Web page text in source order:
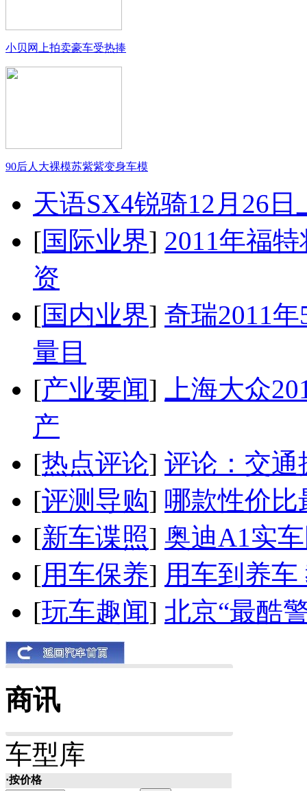
小贝网上拍卖豪车受热捧
90后人大裸模苏紫紫变身车模
天语SX4锐骑12月26
[国际业界] 2011年福
资
[国内业界] 奇瑞2011
量目
[产业要闻]
上海大众
产
[热点评论] 评论：交通
[评测导购] 哪款性价比
[新车谍照] 奥迪A1实
[用车保养] 用车到养
[玩车趣闻] 北京“最酷
商讯
车型库
·按价格